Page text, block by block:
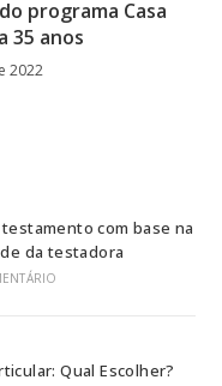
programa Casa
35 anos
2022
com base na
da testadora
Qual Escolher?